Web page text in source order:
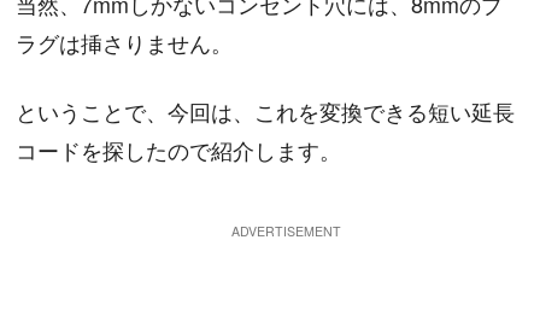
ラグは挿さりません。
ということで、今回は、これを変換できる短い延長
コードを探したので紹介します。